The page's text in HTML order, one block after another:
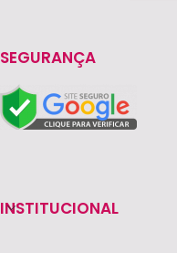
SEGURANÇA
INSTITUCIONAL